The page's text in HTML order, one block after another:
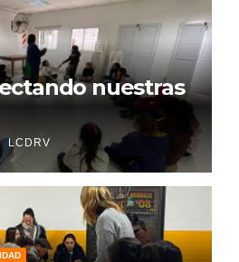
nuestras
LCDRV